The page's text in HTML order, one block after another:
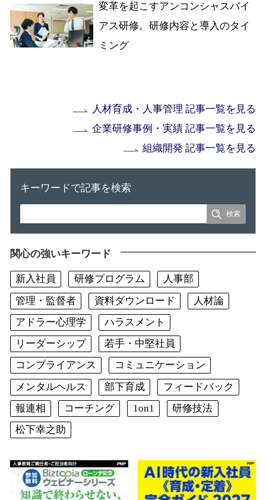
変革を起こすアンコンシャスバイ
アス研修。研修内容と導入のタイ
ミング
人材育成・人事管理 記事一覧を見る
企業研修事例・実績 記事一覧を見る
組織開発 記事一覧を見る
キーワードで記事を検索
関心の強いキーワード
新入社員 研修プログラム
人事部
管理・監督者
資料ダウンロード
人材論
アドラー心理学
ハラスメント
リーダーシップ
若手・中堅社員
コンプライアンス
コミュニケーション
メンタルヘルス
部下育成
フィードバック
報連相
コーチング 1on1
研修技法
松下幸之助